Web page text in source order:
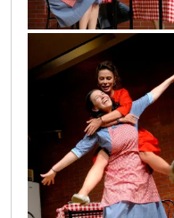
balkanski_spijun_8